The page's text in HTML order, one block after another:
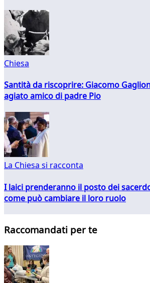
Chiesa
Santità da riscoprire: Giacomo
agiato amico di padre Pio
La Chiesa si racconta
I laici prenderanno il posto dei
come può cambiare il loro ruolo
Raccomandati per te